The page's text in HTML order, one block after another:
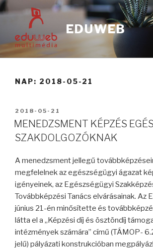
EDUWEB
NAP: 2018-05-21
2018-05-21
MENEDZSMENT KÉPZÉS
SZAKDOLGOZÓKNAK
A menedzsment jellegű
megfelelnek az egészségügyi ágazat
igényeinek, az Egészségügyi
Továbbképzési Tanács elvárásainak. Az
június 21-én minősítette és
látta el a „Képzési díj és ösztöndíj
intézmények számára” című (TÁMOP-
jelű) pályázati konstrukcióban